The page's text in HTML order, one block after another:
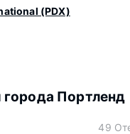
(PDX)
города Портленд
49